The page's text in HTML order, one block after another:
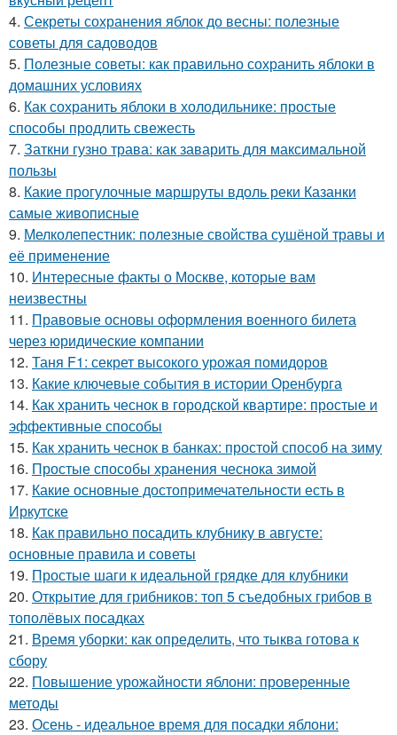
4. Секреты сохранения яблок до весны: полезные
советы для садоводов
5. Полезные советы: как правильно сохранить яблоки в
домашних условиях
6. Как сохранить яблоки в холодильнике: простые
способы продлить свежесть
7. Заткни гузно трава: как заварить для максимальной
пользы
8. Какие прогулочные маршруты вдоль реки Казанки
самые живописные
9. Мелколепестник: полезные свойства сушёной травы и
её применение
10. Интересные факты о Москве, которые вам
неизвестны
11. Правовые основы оформления военного билета
через юридические компании
12. Таня F1: секрет высокого урожая помидоров
13. Какие ключевые события в истории Оренбурга
14. Как хранить чеснок в городской квартире: простые и
эффективные способы
15. Как хранить чеснок в банках: простой способ на зиму
16. Простые способы хранения чеснока зимой
17. Какие основные достопримечательности есть в
Иркутске
18. Как правильно посадить клубнику в августе:
основные правила и советы
19. Простые шаги к идеальной грядке для клубники
20. Открытие для грибников: топ 5 съедобных грибов в
тополёвых посадках
21. Время уборки: как определить, что тыква готова к
сбору
22. Повышение урожайности яблони: проверенные
методы
23. Осень - идеальное время для посадки яблони: